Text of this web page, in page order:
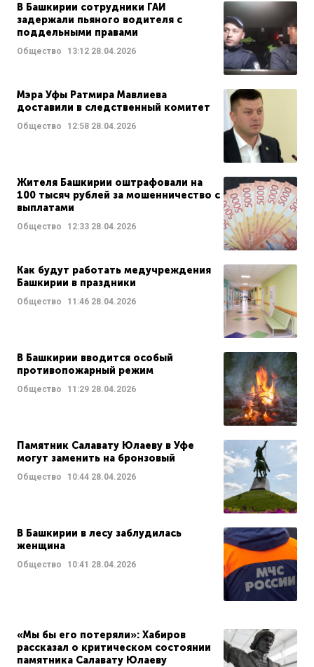
В Башкирии сотрудники ГАИ
задержали пьяного водителя с
поддельными правами
Общество 13:12 28.04.2026
Мэра Уфы Ратмира Мавлиева
доставили в следственный комитет
Общество 12:58 28.04.2026
Жителя Башкирии оштрафовали на
100 тысяч рублей за мошенничество с
выплатами
Общество 12:33 28.04.2026
Как будут работать медучреждения
Башкирии в праздники
Общество 11:46 28.04.2026
В Башкирии вводится особый
противопожарный режим
Общество 11:29 28.04.2026
Памятник Салавату Юлаеву в Уфе
могут заменить на бронзовый
Общество 10:44 28.04.2026
В Башкирии в лесу заблудилась
женщина
Общество 10:41 28.04.2026
«Мы бы его потеряли»: Хабиров
рассказал о критическом состоянии
памятника Салавату Юлаеву